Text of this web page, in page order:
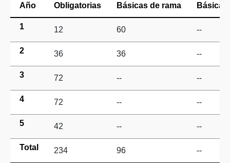
Año Obligatorias Básicas de rama
1 12 60 --
2 36 36 --
3 72 -- --
4 72 -- --
5 42 -- --
Total 234 96 --